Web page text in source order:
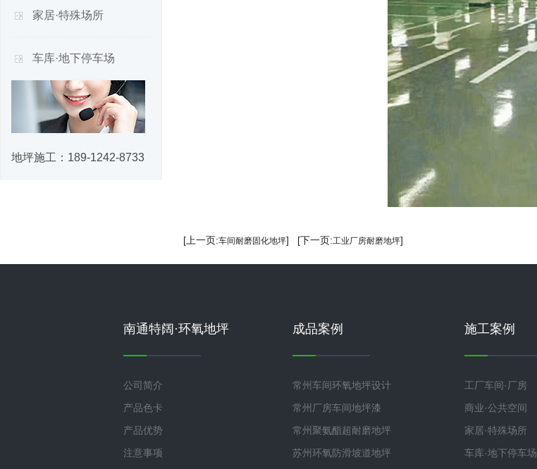
家居·特殊场所
车库·地下停车场
地坪施工： 189-1242-8733
[上一页:车间耐磨固化地坪] [下一页:工业厂房耐磨地坪]
南通特阔·环氧地坪
公司简介
产品色卡
产品优势
注意事项
成品案例
常州车间环氧地坪设计
常州厂房车间地坪漆
常州聚氨酯超耐磨地坪
苏州环氧防滑坡道地坪
施工案例
工厂车间·厂房
商业·公共空间
家居·特殊场所
车库·地下停车场